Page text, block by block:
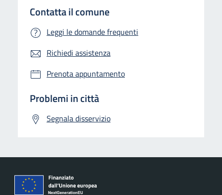
Contatta il comune
Leggi le domande frequenti
Richiedi assistenza
Prenota appuntamento
Problemi in città
Segnala disservizio